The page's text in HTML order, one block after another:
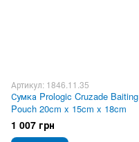
Артикул: 1846.11.35
Сумка Prologic Cruzade Baiting
Pouch 20cm x 15cm x 18cm
1 007 грн